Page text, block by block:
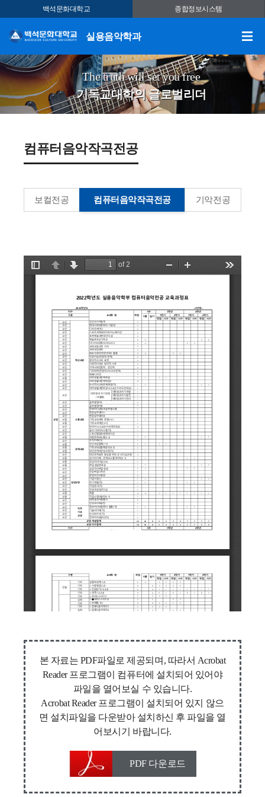
백석문화대학교 종합정보시스템
실용음악학과
The truth will set you free
기독교대학의 글로벌리더
컴퓨터음악작곡전공
보컬전공 컴퓨터음악작곡전공 기악전공
본 자료는 PDF파일로 제공되며, 따라서 Acrobat
Reader 프로그램이 컴퓨터에 설치되어 있어야
파일을 열어보실 수 있습니다.
Acrobat Reader 프로그램이 설치되어 있지 않으
면 설치파일을 다운받아 설치하신 후 파일을 열
어보시기 바랍니다.
PDF 다운로드